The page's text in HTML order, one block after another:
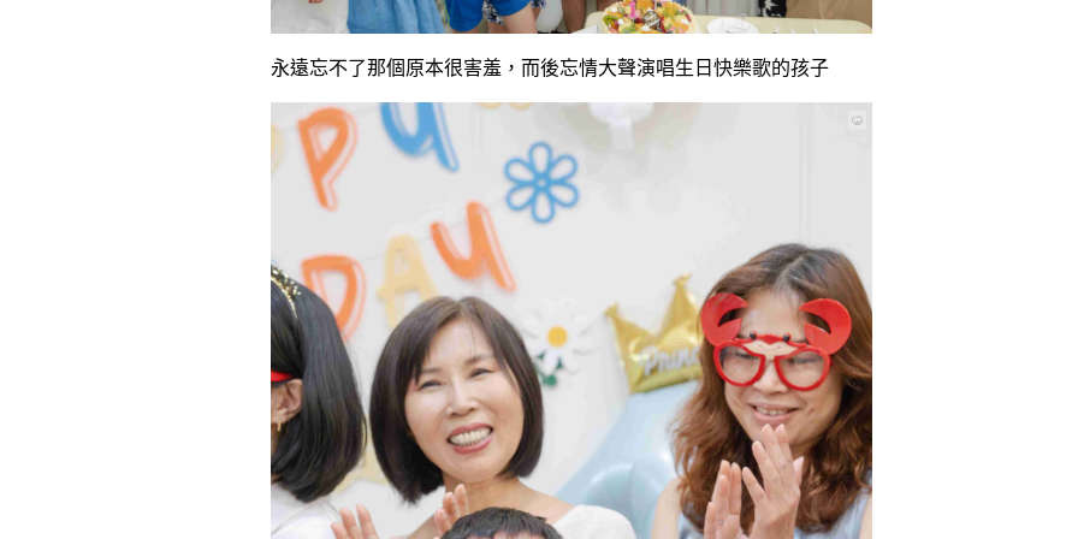
永遠忘不了那個原本很害羞，而後忘情大聲演唱生日快樂歌的孩子